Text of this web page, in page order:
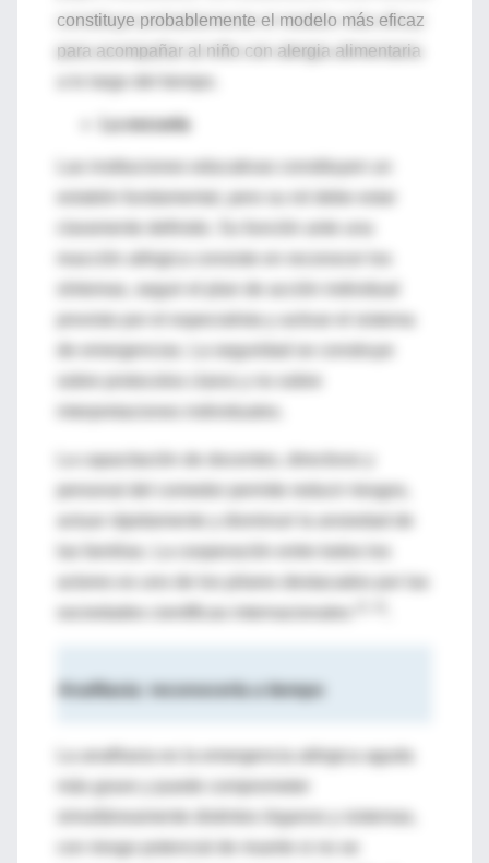
constituye probablemente el modelo más eficaz
para acompañar al niño con alergia alimentaria
a lo largo del tiempo.
La escuela
reacción alérgica consiste en reconocer los
síntomas, seguir el plan de acción individual
de emergencias. La seguridad se construye
La capacitación de docentes, directivos y
personal del comedor permite reducir riesgos,
las familias. La cooperación entre todos los
Anafilaxia: reconocerla a tiempo
La anafilaxia es la emergencia alérgica aguda
simultáneamente distintos órganos y sistemas,
con riesgo potencial de muerte si no se